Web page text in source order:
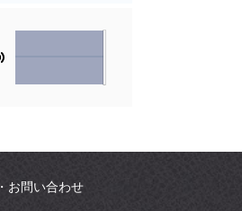
Mute
Volume
お問い合わせ